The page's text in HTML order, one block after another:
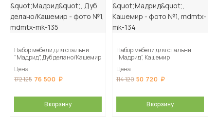
Набор мебели для спальни
"Мадрид", Дуб делано/Кашемир
Цена
172 125 76 500
В корзину
Набор мебели для спальни
"Мадрид", Кашемир
Цена
114 120 50 720
В корзину